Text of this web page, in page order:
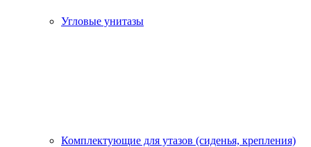
Угловые унитазы
Комплектующие для утазов (сиденья, крепления)